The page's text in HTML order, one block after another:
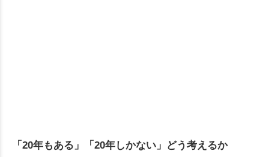
「20年もある」「20年しかない」どう考えるか